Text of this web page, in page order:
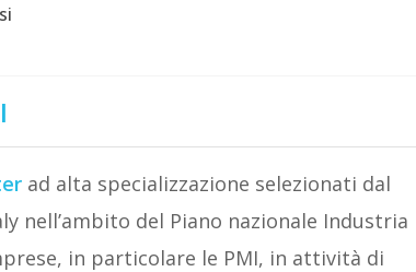
ad alta specializzazione selezionati dal
nell’ambito del Piano nazionale Industria
in particolare le PMI, in attività di